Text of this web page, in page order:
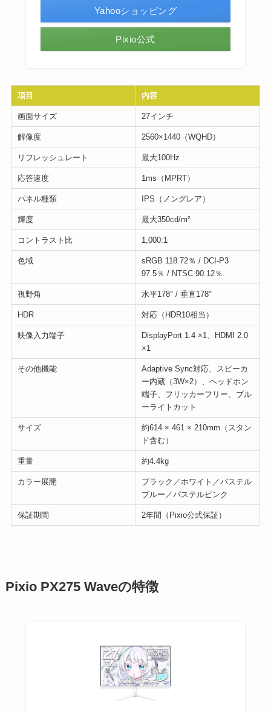
Yahooショッピング
Pixio公式
項目 内容
画面サイズ 27インチ
解像度 2560×1440（WQHD）
リフレッシュレート 最大100Hz
応答速度 1ms（MPRT）
パネル種類 IPS（ノングレア）
輝度 最大350cd/m²
コントラスト比 1,000:1
色域
sRGB 118.72％ / DCI-P3
97.5％ / NTSC 90.12％
視野角 水平178° / 垂直178°
HDR 対応（HDR10相当）
映像入力端子
DisplayPort 1.4 ×1、HDMI 2.0
×1
その他機能
Adaptive Sync対応、スピーカ
ー内蔵（3W×2）、ヘッドホン
端子、フリッカーフリー、ブル
ーライトカット
サイズ
約614 × 461 × 210mm（スタン
ド含む）
重量 約4.4kg
カラー展開
ブラック／ホワイト／パステル
ブルー／パステルピンク
保証期間 2年間（Pixio公式保証）
Pixio PX275 Waveの特徴